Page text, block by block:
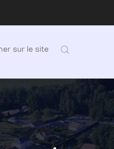
sur le site